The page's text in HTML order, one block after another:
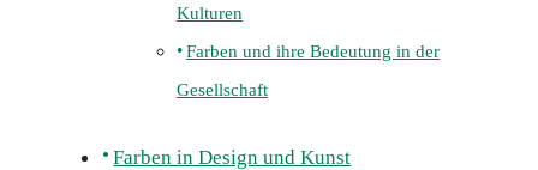
Kulturen
Farben und ihre Bedeutung in der
Gesellschaft
Farben in Design und Kunst